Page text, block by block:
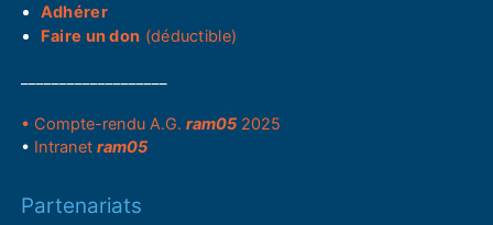
Adhérer
Faire un don (déductible)
• Compte-rendu A.G.ram05 2025
• Intranetram05
Partenariats